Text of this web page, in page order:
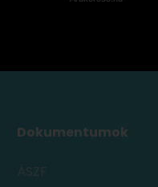
Dokumentumok
ÁSZF